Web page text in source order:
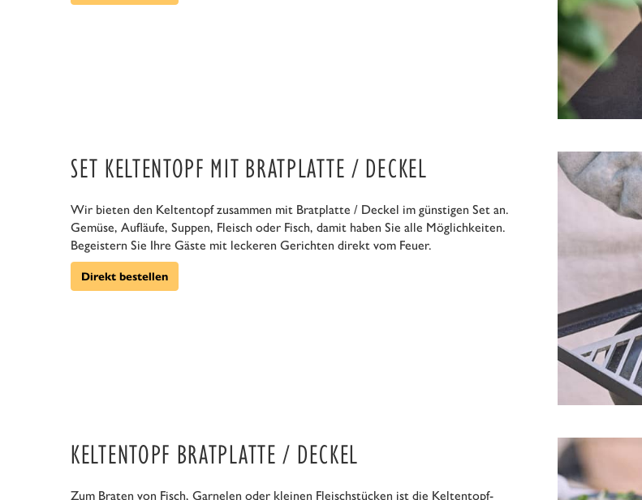
SET KELTENTOPF MIT BRATPLATTE / DECKEL
Wir bieten den Keltentopf zusammen mit Bratplatte / Deckel im günstigen Set an.
Gemüse, Aufläufe, Suppen, Fleisch oder Fisch, damit haben Sie alle Möglichkeiten.
Begeistern Sie Ihre Gäste mit leckeren Gerichten direkt vom Feuer.
Direkt bestellen
KELTENTOPF BRATPLATTE / DECKEL
Zum Braten von Fisch, Garnelen oder kleinen Fleischstücken ist die Keltentopf-